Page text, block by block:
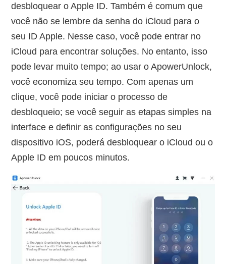
desbloquear o Apple ID. Também é comum que
você não se lembre da senha do iCloud para o
seu ID Apple. Nesse caso, você pode entrar no
iCloud para encontrar soluções. No entanto, isso
pode levar muito tempo; ao usar o ApowerUnlock,
você economiza seu tempo. Com apenas um
clique, você pode iniciar o processo de
desbloqueio; se você seguir as etapas simples na
interface e definir as configurações no seu
dispositivo iOS, poderá desbloquear o iCloud ou o
Apple ID em poucos minutos.